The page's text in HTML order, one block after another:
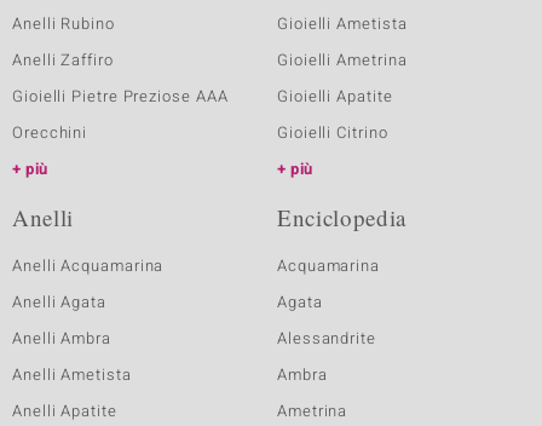
Anelli Rubino
Anelli Zaffiro
Gioielli Pietre Preziose AAA
Orecchini
più
Gioielli Ametista
Gioielli Ametrina
Gioielli Apatite
Gioielli Citrino
più
Anelli
Anelli Acquamarina
Anelli Agata
Anelli Ambra
Anelli Ametista
Anelli Apatite
Enciclopedia
Acquamarina
Agata
Alessandrite
Ambra
Ametrina